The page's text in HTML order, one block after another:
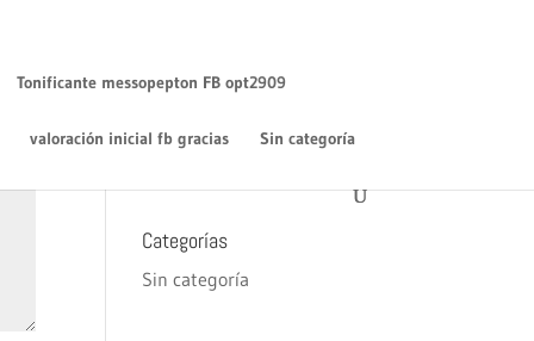
Tonificante messopepton FB opt2909
valoración inicial fb gracias Sin categoría
WordPressen¡Hola mundo!
Archivos
Categorías
Sin categoría